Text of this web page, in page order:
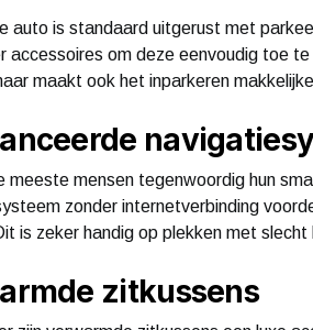
auto is standaard uitgerust met
accessoires om deze eenvoudig toe
maakt ook het inparkeren
meeste mensen tegenwoordig hun
zonder internetverbinding
is zeker handig op plekken met
zitkussens